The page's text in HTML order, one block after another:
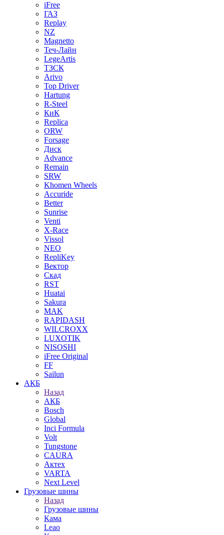
iFree
ГАЗ
Replay
NZ
Magnetto
Теч-Лайн
LegeArtis
ТЗСК
Arivo
Top Driver
Hartung
R-Steel
КиК
Replica
ORW
Forsage
Диск
Advance
Remain
SRW
Khomen Wheels
Accuride
Better
Sunrise
Venti
X-Race
Vissol
NEO
RepliKey
Вектор
Скад
RST
Huatai
Sakura
MAK
RAPIDASH
WILCROXX
LUXOTIK
NISOSHI
iFree Original
FF
Sailun
АКБ
Назад
АКБ
Bosch
Global
Inci Formula
Volt
Tungstone
CAURA
Актех
VARTA
Next Level
Грузовые шины
Назад
Грузовые шины
Кама
Leao